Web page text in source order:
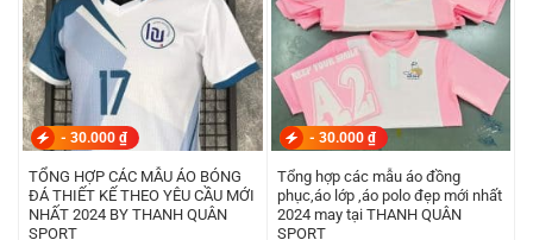
- 30.000 ₫
TỔNG HỢP CÁC MẪU ÁO BÓNG
ĐÁ THIẾT KẾ THEO YÊU CẦU MỚI
NHẤT 2024 BY THANH QUÂN
SPORT
- 30.000 ₫
Tổng hợp các mẫu áo đồng
phục,áo lớp ,áo polo đẹp mới nhất
2024 may tại THANH QUÂN
SPORT